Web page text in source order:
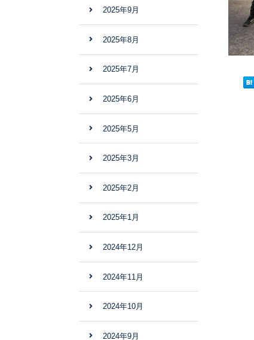
2025年9月
2025年8月
2025年7月
2025年6月
2025年5月
2025年3月
2025年2月
2025年1月
2024年12月
2024年11月
2024年10月
2024年9月